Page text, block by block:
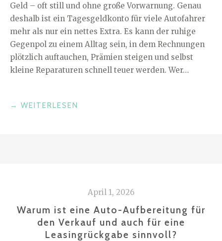
Geld – oft still und ohne große Vorwarnung. Genau
deshalb ist ein Tagesgeldkonto für viele Autofahrer
mehr als nur ein nettes Extra. Es kann der ruhige
Gegenpol zu einem Alltag sein, in dem Rechnungen
plötzlich auftauchen, Prämien steigen und selbst
kleine Reparaturen schnell teuer werden. Wer…
„WERKSTATT,
VOR
UNERWARTETEN
AUSGABEN
→ WEITERLESEN
April 1, 2026
Warum ist eine Auto-Aufbereitung für
den Verkauf und auch für eine
Leasingrückgabe sinnvoll?